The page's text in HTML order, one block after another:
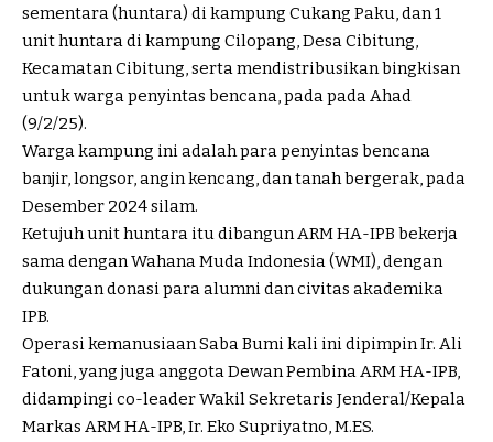
sementara (huntara) di kampung Cukang Paku, dan 1
unit huntara di kampung Cilopang, Desa Cibitung,
Kecamatan Cibitung, serta mendistribusikan bingkisan
untuk warga penyintas bencana, pada pada Ahad
(9/2/25).
Warga kampung ini adalah para penyintas bencana
banjir, longsor, angin kencang, dan tanah bergerak, pada
Desember 2024 silam.
Ketujuh unit huntara itu dibangun ARM HA-IPB bekerja
sama dengan Wahana Muda Indonesia (WMI), dengan
dukungan donasi para alumni dan civitas akademika
IPB.
Operasi kemanusiaan Saba Bumi kali ini dipimpin Ir. Ali
Fatoni, yang juga anggota Dewan Pembina ARM HA-IPB,
didampingi co-leader Wakil Sekretaris Jenderal/Kepala
Markas ARM HA-IPB, Ir. Eko Supriyatno, M.ES.